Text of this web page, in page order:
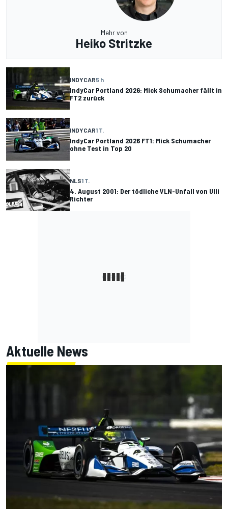
Mehr von
Heiko Stritzke
INDYCAR5 h
IndyCar Portland 2026: Mick Schumacher fällt in
FT2 zurück
INDYCAR1 T.
IndyCar Portland 2026 FT1: Mick Schumacher
ohne Test in Top 20
NLS1 T.
4. August 2001: Der tödliche VLN-Unfall von Ulli
Richter
Aktuelle News